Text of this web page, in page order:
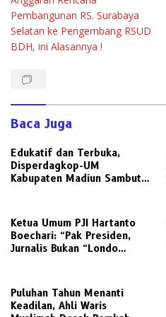
Pembangunan RS. Surabaya
Selatan ke Pengembang RSUD
BDH, ini Alasannya !
Baca Juga
Edukatif dan Terbuka,
Disperdagkop-UM
Kabupaten Madiun Sambut
Regulasi Koperasi
Ketua Umum PJI Hartanto
Boechari: “Pak Presiden,
Jurnalis Bukan “Londo
‎Puluhan Tahun Menanti
Keadilan, Ahli Waris